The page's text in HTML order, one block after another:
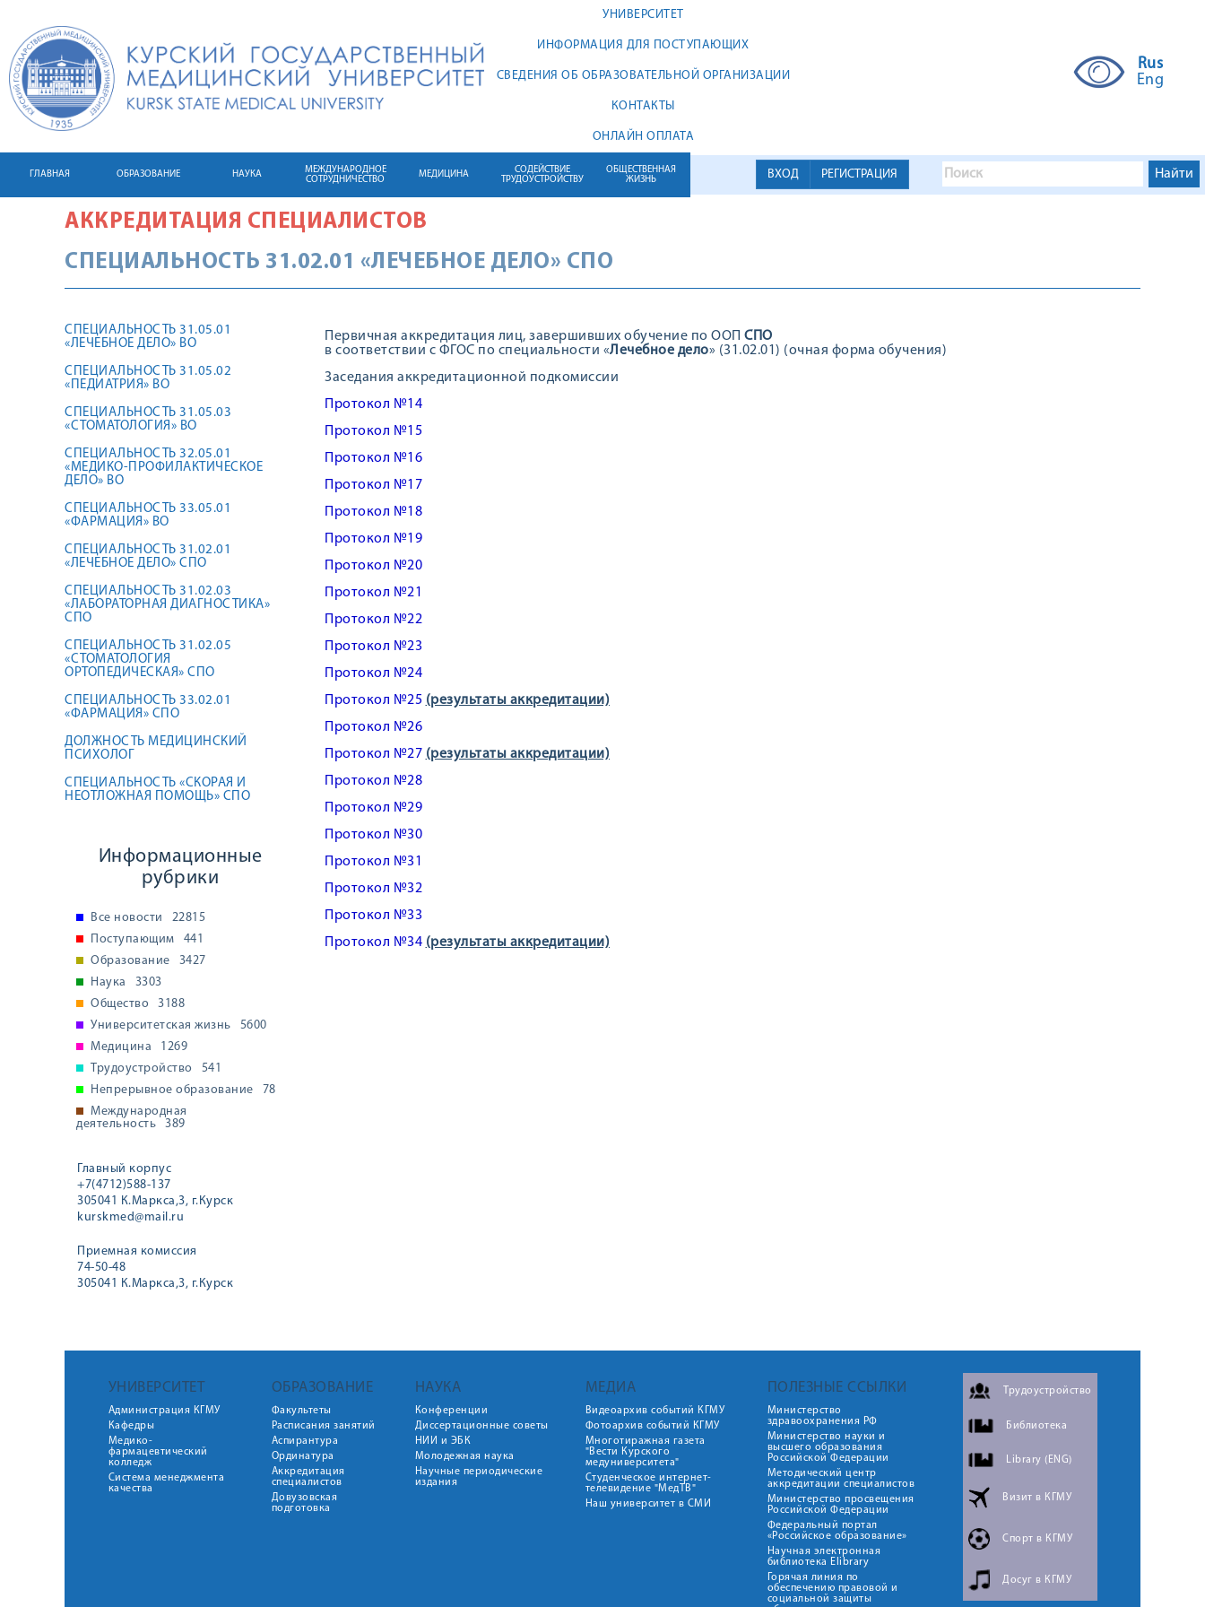
УНИВЕРСИТЕТ
ИНФОРМАЦИЯ ДЛЯ ПОСТУПАЮЩИХ
СВЕДЕНИЯ ОБ ОБРАЗОВАТЕЛЬНОЙ ОРГАНИЗАЦИИ
КОНТАКТЫ
ОНЛАЙН ОПЛАТА
Rus
Eng
ВХОД РЕГИСТРАЦИЯ
ГЛАВНАЯ ОБРАЗОВАНИЕ НАУКА
МЕЖДУНАРОДНОЕ
СОТРУДНИЧЕСТВО
МЕДИЦИНА
СОДЕЙСТВИЕ
ТРУДОУСТРОЙСТВУ
ОБЩЕСТВЕННАЯ
ЖИЗНЬ
АККРЕДИТАЦИЯ СПЕЦИАЛИСТОВ
СПЕЦИАЛЬНОСТЬ 31.02.01 «ЛЕЧЕБНОЕ ДЕЛО» СПО
СПЕЦИАЛЬНОСТЬ 31.05.01
«ЛЕЧЕБНОЕ ДЕЛО» ВО
СПЕЦИАЛЬНОСТЬ 31.05.02
«ПЕДИАТРИЯ» ВО
СПЕЦИАЛЬНОСТЬ 31.05.03
«СТОМАТОЛОГИЯ» ВО
СПЕЦИАЛЬНОСТЬ 32.05.01
«МЕДИКО-ПРОФИЛАКТИЧЕСКОЕ
ДЕЛО» ВО
СПЕЦИАЛЬНОСТЬ 33.05.01
«ФАРМАЦИЯ» ВО
СПЕЦИАЛЬНОСТЬ 31.02.01
«ЛЕЧЕБНОЕ ДЕЛО» СПО
СПЕЦИАЛЬНОСТЬ 31.02.03
«ЛАБОРАТОРНАЯ ДИАГНОСТИКА»
СПО
СПЕЦИАЛЬНОСТЬ 31.02.05
«СТОМАТОЛОГИЯ
ОРТОПЕДИЧЕСКАЯ» СПО
СПЕЦИАЛЬНОСТЬ 33.02.01
«ФАРМАЦИЯ» СПО
ДОЛЖНОСТЬ МЕДИЦИНСКИЙ
ПСИХОЛОГ
СПЕЦИАЛЬНОСТЬ «СКОРАЯ И
НЕОТЛОЖНАЯ ПОМОЩЬ» СПО
Информационные
рубрики
Все новости
22815
Поступающим
441
Образование
3427
Наука
3303
Общество
3188
Университетская жизнь
5600
Медицина
1269
Трудоустройство
541
Непрерывное образование
78
Международная
деятельность
389
Главный корпус
+7(4712)588-137
305041 К.Маркса,3, г.Курск
kurskmed@mail.ru
Приемная комиссия
74-50-48
305041 К.Маркса,3, г.Курск
Первичная аккредитация лиц, завершивших обучение по ООП СПО
в соответствии с ФГОС по специальности «Лечебное дело» (31.02.01) (очная форма обучения)
Заседания аккредитационной подкомиссии
Протокол №14
Протокол №15
Протокол №16
Протокол №17
Протокол №18
Протокол №19
Протокол №20
Протокол №21
Протокол №22
Протокол №23
Протокол №24
Протокол №25 (результаты аккредитации)
Протокол №26
Протокол №27 (результаты аккредитации)
Протокол №28
Протокол №29
Протокол №30
Протокол №31
Протокол №32
Протокол №33
Протокол №34 (результаты аккредитации)
УНИВЕРСИТЕТ
Администрация КГМУ
Кафедры
Медико-
фармацевтический
колледж
Система менеджмента
качества
ОБРАЗОВАНИЕ
Факультеты
Расписания занятий
Аспирантура
Ординатура
Аккредитация
специалистов
Довузовская
подготовка
НАУКА
Конференции
Диссертационные советы
НИИ и ЭБК
Молодежная наука
Научные периодические
издания
МЕДИА
Видеоархив событий КГМУ
Фотоархив событий КГМУ
Многотиражная газета
"Вести Курского
медуниверситета"
Студенческое интернет-
телевидение "МедТВ"
Наш университет в СМИ
ПОЛЕЗНЫЕ ССЫЛКИ
Министерство
здравоохранения РФ
Министерство науки и
высшего образования
Российской Федерации
Методический центр
аккредитации специалистов
Министерство просвещения
Российской Федерации
Федеральный портал
«Российское образование»
Научная электронная
библиотека Elibrary
Горячая линия по
обеспечению правовой и
социальной защиты
Трудоустройство
Библиотека
Library (ENG)
Визит в КГМУ
Спорт в КГМУ
Досуг в КГМУ